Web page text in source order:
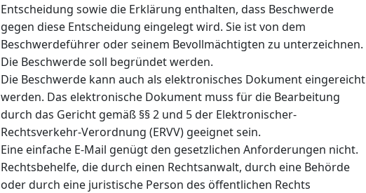
Entscheidung sowie die Erklärung enthalten, dass Beschwerde
gegen diese Entscheidung eingelegt wird. Sie ist von dem
Beschwerdeführer oder seinem Bevollmächtigten zu unterzeichnen.
Die Beschwerde soll begründet werden.
Die Beschwerde kann auch als elektronisches Dokument eingereicht
werden. Das elektronische Dokument muss für die Bearbeitung
durch das Gericht gemäß §§ 2 und 5 der Elektronischer-
Rechtsverkehr-Verordnung (ERVV) geeignet sein.
Eine einfache E-Mail genügt den gesetzlichen Anforderungen nicht.
Rechtsbehelfe, die durch einen Rechtsanwalt, durch eine Behörde
oder durch eine juristische Person des öffentlichen Rechts